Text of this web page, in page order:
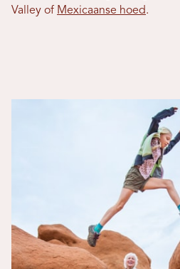
Valley of Mexicaanse hoed.